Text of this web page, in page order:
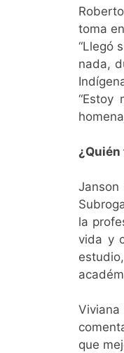
toma
“Llegó
nada,
“Estoy
¿Quién
la
vida y
que